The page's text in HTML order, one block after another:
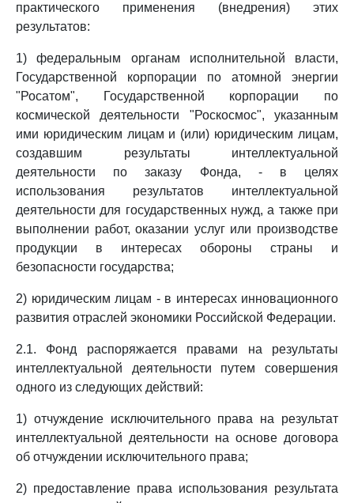
практического применения (внедрения) этих
результатов:
1) федеральным органам исполнительной власти,
Государственной корпорации по атомной энергии
"Росатом", Государственной корпорации по
космической деятельности "Роскосмос", указанным
ими юридическим лицам и (или) юридическим лицам,
создавшим результаты интеллектуальной
деятельности по заказу Фонда, - в целях
использования результатов интеллектуальной
деятельности для государственных нужд, а также при
выполнении работ, оказании услуг или производстве
продукции в интересах обороны страны и
безопасности государства;
2) юридическим лицам - в интересах инновационного
развития отраслей экономики Российской Федерации.
2.1. Фонд распоряжается правами на результаты
интеллектуальной деятельности путем совершения
одного из следующих действий:
1) отчуждение исключительного права на результат
интеллектуальной деятельности на основе договора
об отчуждении исключительного права;
2) предоставление права использования результата